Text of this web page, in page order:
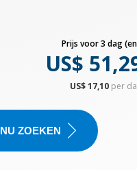
Prijs voor 3 dag
US$
US$ 17,10 per
NU ZOEKEN